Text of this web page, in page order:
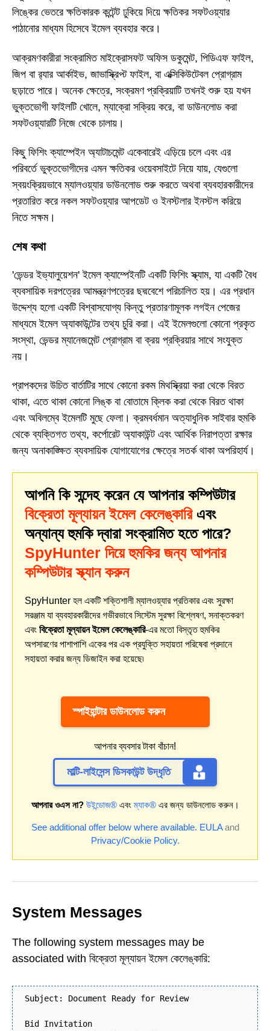
লিঙ্কের ভেতরে ক্ষতিকারক কন্টেন্ট ঢুকিয়ে দিয়ে ক্ষতিকর সফটওয়্যার
পাঠানোর মাধ্যম হিসেবে ইমেল ব্যবহার করে।
আক্রমণকারীরা সংক্রামিত মাইক্রোসফট অফিস ডকুমেন্ট, পিডিএফ ফাইল,
জিপ বা র‍্যার আর্কাইভ, জাভাস্ক্রিপ্ট ফাইল, বা এক্সিকিউটেবল প্রোগ্রাম
ছড়াতে পারে। অনেক ক্ষেত্রে, সংক্রমণ প্রক্রিয়াটি তখনই শুরু হয় যখন
ভুক্তভোগী ফাইলটি খোলে, ম্যাক্রো সক্রিয় করে, বা ডাউনলোড করা
সফটওয়্যারটি নিজে থেকে চালায়।
কিছু ফিশিং ক্যাম্পেইন অ্যাটাচমেন্ট একেবারেই এড়িয়ে চলে এবং এর
পরিবর্তে ভুক্তভোগীদের এমন ক্ষতিকর ওয়েবসাইটে নিয়ে যায়, যেগুলো
স্বয়ংক্রিয়ভাবে ম্যালওয়্যার ডাউনলোড শুরু করতে অথবা ব্যবহারকারীদের
প্রতারিত করে নকল সফটওয়্যার আপডেট ও ইনস্টলার ইনস্টল করিয়ে
নিতে সক্ষম।
শেষ কথা
'ভেন্ডর ইভ্যালুয়েশন' ইমেল ক্যাম্পেইনটি একটি ফিশিং স্ক্যাম, যা একটি বৈধ
ব্যবসায়িক দরপত্রের আমন্ত্রণপত্রের ছদ্মবেশে পরিচালিত হয়। এর প্রধান
উদ্দেশ্য হলো একটি বিশ্বাসযোগ্য কিন্তু প্রতারণামূলক লগইন পেজের
মাধ্যমে ইমেল অ্যাকাউন্টের তথ্য চুরি করা। এই ইমেলগুলো কোনো প্রকৃত
সংস্থা, ভেন্ডর ম্যানেজমেন্ট প্রোগ্রাম বা ক্রয় প্রক্রিয়ার সাথে সংযুক্ত
নয়।
প্রাপকদের উচিত বার্তাটির সাথে কোনো রকম মিথস্ক্রিয়া করা থেকে বিরত
থাকা, এতে থাকা কোনো লিঙ্ক বা বোতামে ক্লিক করা থেকে বিরত থাকা
এবং অবিলম্বে ইমেলটি মুছে ফেলা। ক্রমবর্ধমান অত্যাধুনিক সাইবার হুমকি
থেকে ব্যক্তিগত তথ্য, কর্পোরেট অ্যাকাউন্ট এবং আর্থিক নিরাপত্তা রক্ষার
জন্য অনাকাঙ্ক্ষিত ব্যবসায়িক যোগাযোগের ক্ষেত্রে সতর্ক থাকা অপরিহার্য।
আপনি কি সন্দেহ করেন যে আপনার কম্পিউটার
বিক্রেতা মূল্যায়ন ইমেল কেলেঙ্কারিএবং
অন্যান্য হুমকি দ্বারা সংক্রামিত হতে পারে?
SpyHunter দিয়ে হুমকির জন্য আপনার
কম্পিউটার স্ক্যান করুন
SpyHunter হল একটি শক্তিশালী ম্যালওয়্যার প্রতিকার এবং সুরক্ষা
সরঞ্জাম যা ব্যবহারকারীদের গভীরভাবে সিস্টেম সুরক্ষা বিশ্লেষণ, সনাক্তকরণ
এবং বিক্রেতা মূল্যায়ন ইমেল কেলেঙ্কারি-এর মতো বিস্তৃত হুমকির
অপসারণের পাশাপাশি একের পর এক প্রযুক্তি সহায়তা পরিষেবা প্রদানে
সহায়তা করার জন্য ডিজাইন করা হয়েছে৷
স্পাইহান্টার ডাউনলোড করুন
আপনার ব্যবসার টাকা বাঁচান!
মাল্টি-লাইসেন্স ডিসকাউন্ট উদ্ধৃতি
আপনার ওএস না? উইন্ডোজ®এবংম্যাক®এর জন্য ডাউনলোড করুন।
See additional offer below where available. EULAand
Privacy/Cookie Policy.
System Messages
The following system messages may be
associated with বিক্রেতা মূল্যায়ন ইমেল কেলেঙ্কারি:
Subject: Document Ready for Review
Bid Invitation